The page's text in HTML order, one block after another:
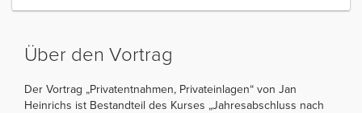
Über den Vortrag
Der Vortrag „Privatentnahmen, Privateinlagen“ von Jan
Heinrichs ist Bestandteil des Kurses „Jahresabschluss nach